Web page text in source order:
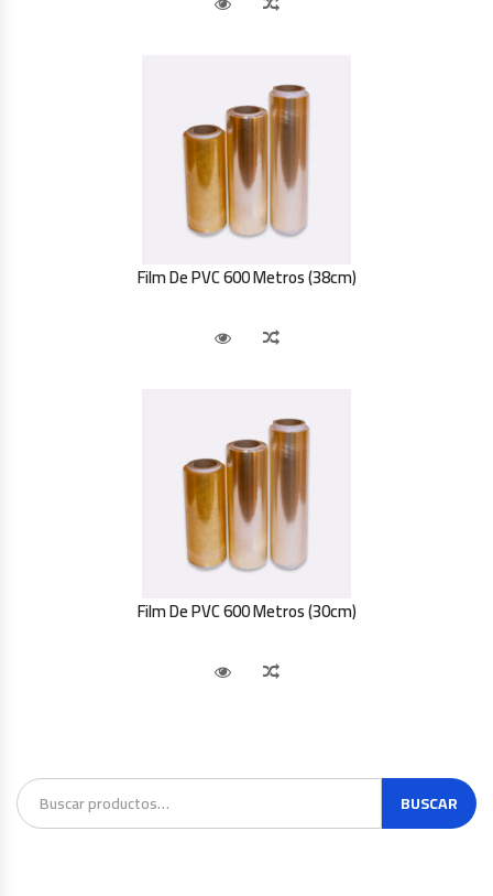
Film De PVC 600 Metros (38cm)
Film De PVC 600 Metros (30cm)
BUSCAR